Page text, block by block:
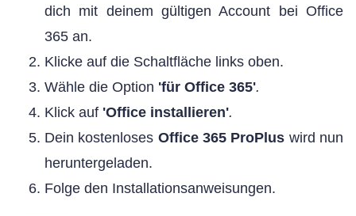
dich mit deinem gültigen Account bei Office
365 an.
Klicke auf die Schaltfläche links oben.
Wähle die Option 'für Office 365'.
Klick auf 'Office installieren'.
Dein kostenloses Office 365 ProPlus wird nun
heruntergeladen.
Folge den Installationsanweisungen.